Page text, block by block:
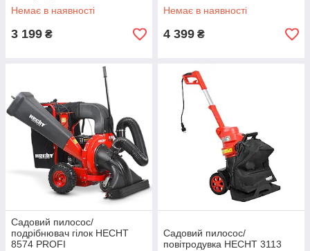
Немає в наявності
3 199 ₴
Немає в наявності
4 399 ₴
Садовий пилосос/
подрібнювач гілок HECHT
8574 PROFI
Садовий пилосос/
повітродувка HECHT 3113